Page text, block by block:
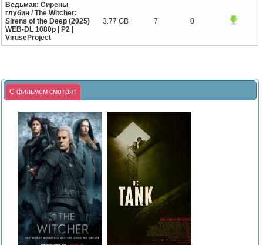
Ведьмак: Сирены
глубин / The Witcher:
Sirens of the Deep (2025)
WEB-DL 1080p | P2 |
ViruseProject
3.77 GB 7 0
С фильмом смотрят